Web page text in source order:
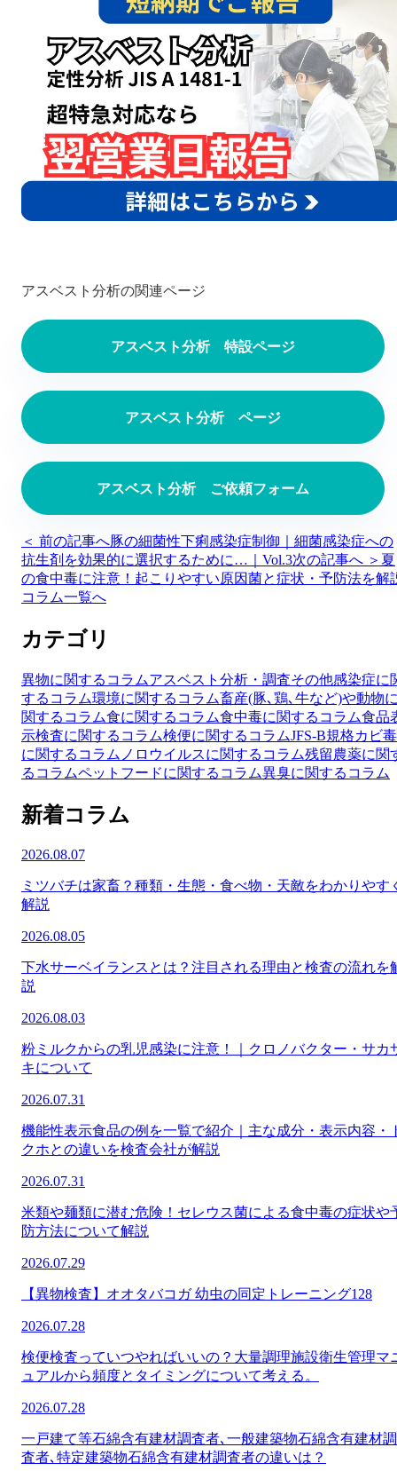
アスベスト分析の関連ページ
アスベスト分析 特設ページ
アスベスト分析 ページ
アスベスト分析 ご依頼フォーム
＜ 前の記事へ豚の細菌性下痢感染症制御｜細菌感染症への
抗生剤を効果的に選択するために…｜Vol.3次の記事へ ＞ 夏
の食中毒に注意！起こりやすい原因菌と症状・予防法を解
コラム一覧へ
カテゴリ
異物に関するコラムアスベスト分析・調査その他感染症に
するコラム環境に関するコラム畜産(豚､鶏､牛など)や動物
関するコラム食に関するコラム食中毒に関するコラム食品
示検査に関するコラム検便に関するコラムJFS-B規格カビ毒
に関するコラム ノロウイルスに関するコラム残留農薬に関
るコラムペットフードに関するコラム異臭に関するコラム
新着コラム
2026.08.07
ミツバチは家畜？種類・生態・食べ物・天敵をわかりやす
解説
2026.08.05
下水サーベイランスとは？注目される理由と検査の流れを
説
2026.08.03
粉ミルクからの乳児感染に注意！｜クロノバクター・サカ
キについて
2026.07.31
機能性表示食品の例を一覧で紹介｜主な成分・表示内容・
クホとの違いを検査会社が解説
2026.07.31
米類や麺類に潜む危険！セレウス菌による食中毒の症状や
防方法について解説
2026.07.29
【異物検査】オオタバコガ 幼虫の同定トレーニング128
2026.07.28
検便検査っていつやればいいの？大量調理施設衛生管理マ
ュアルから頻度とタイミングについて考える。
2026.07.28
一戸建て等石綿含有建材調査者､一般建築物石綿含有建材調
査者､特定建築物石綿含有建材調査者の違いは？